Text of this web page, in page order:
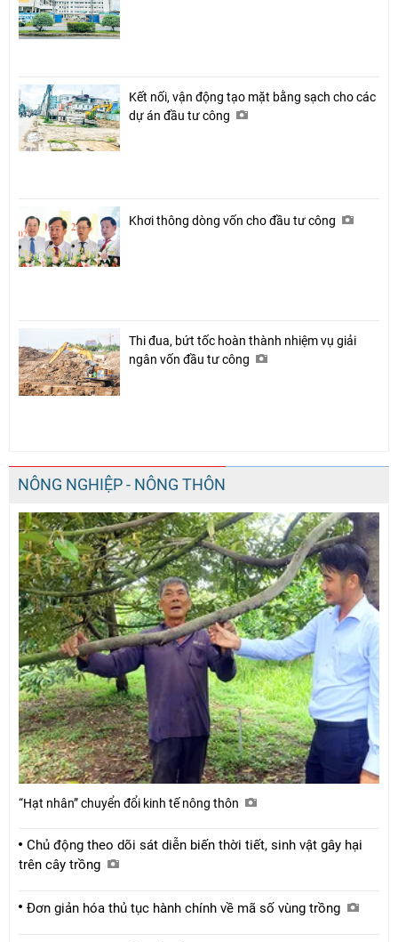
Kết nối, vận động tạo mặt bằng sạch cho các
dự án đầu tư công
Khơi thông dòng vốn cho đầu tư công
Thi đua, bứt tốc hoàn thành nhiệm vụ giải
ngân vốn đầu tư công
NÔNG NGHIỆP - NÔNG THÔN
“Hạt nhân” chuyển đổi kinh tế nông thôn
Chủ động theo dõi sát diễn biến thời tiết, sinh vật gây hại
trên cây trồng
Đơn giản hóa thủ tục hành chính về mã số vùng trồng